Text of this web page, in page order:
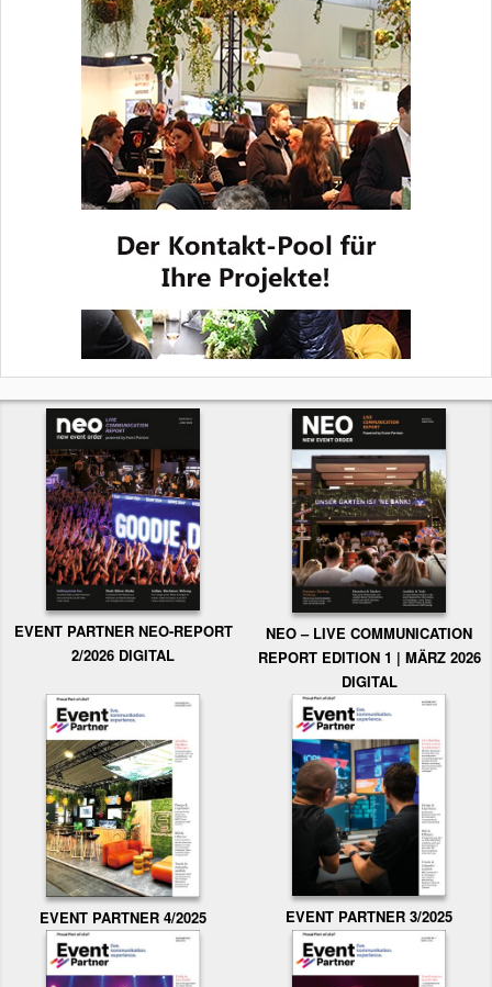
EVENT PARTNER NEO-REPORT
2/2026 DIGITAL
NEO – LIVE COMMUNICATION
REPORT EDITION 1 | MÄRZ 2026
DIGITAL
EVENT PARTNER 4/2025 EVENT PARTNER 3/2025